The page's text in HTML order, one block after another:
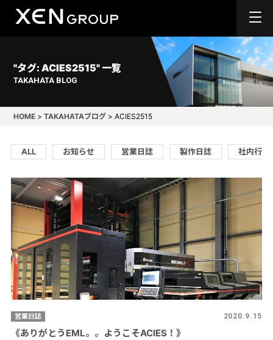
"タグ:ACIES2515" 一覧
TAKAHATA BLOG
HOME >TAKAHATAブログ >ACIES2515
ALL お知らせ 営業日誌 製作日誌 社内行事
営業日誌 2020.9.15
《ありがとうEML。。ようこそACIES！》